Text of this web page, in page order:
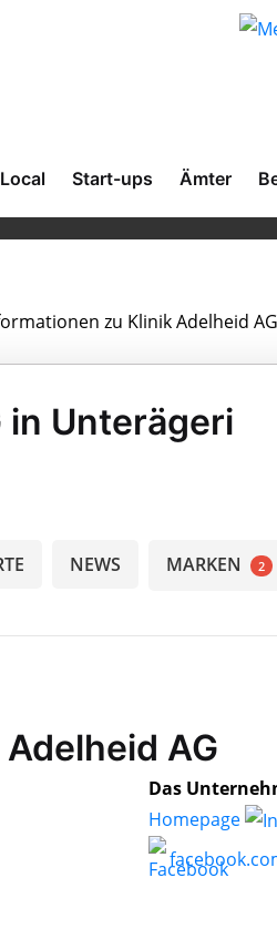
Local Start-ups Ämter
zu Klinik Adelheid
in Unterägeri
NEWS MARKEN 2
AG
Das
Homepage